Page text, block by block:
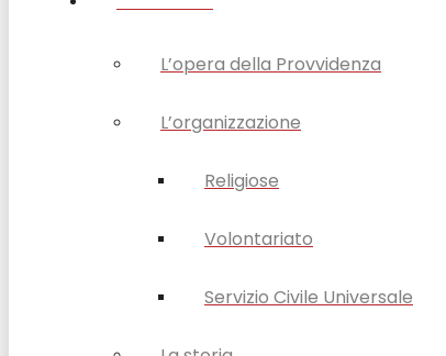
L’opera della Provvidenza
L’organizzazione
Religiose
Volontariato
Servizio Civile Universale